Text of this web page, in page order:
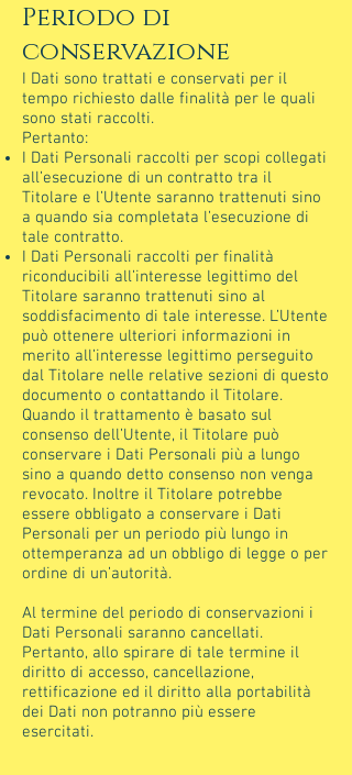
Periodo di
conservazione
I Dati sono trattati e conservati per il
tempo richiesto dalle finalità per le quali
sono stati raccolti.
Pertanto:
I Dati Personali raccolti per scopi collegati
all’esecuzione di un contratto tra il
Titolare e l’Utente saranno trattenuti sino
a quando sia completata l’esecuzione di
tale contratto.
I Dati Personali raccolti per finalità
riconducibili all’interesse legittimo del
Titolare saranno trattenuti sino al
soddisfacimento di tale interesse. L’Utente
può ottenere ulteriori informazioni in
merito all’interesse legittimo perseguito
dal Titolare nelle relative sezioni di questo
documento o contattando il Titolare.
Quando il trattamento è basato sul
consenso dell’Utente, il Titolare può
conservare i Dati Personali più a lungo
sino a quando detto consenso non venga
revocato. Inoltre il Titolare potrebbe
essere obbligato a conservare i Dati
Personali per un periodo più lungo in
ottemperanza ad un obbligo di legge o per
ordine di un’autorità.
Al termine del periodo di conservazioni i
Dati Personali saranno cancellati.
Pertanto, allo spirare di tale termine il
diritto di accesso, cancellazione,
rettificazione ed il diritto alla portabilità
dei Dati non potranno più essere
esercitati.